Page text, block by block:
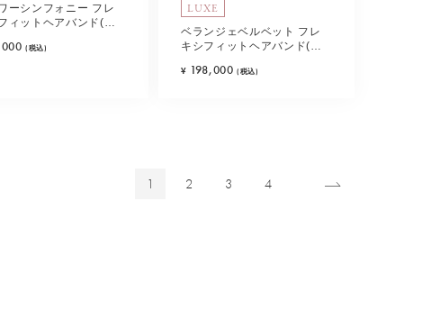
ーシンフォニー フレ
ィットヘアバンド(ピ
(税込)
LUXE
ベランジェベルベット フレ
キシフィットヘアバンド(マ
¥ 198,000 (税込)
1 2 3 4